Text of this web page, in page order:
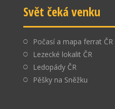
Svět čeká venku
Počasí a mapa ferrat ČR
Lezecké lokalit ČR
Ledopády ČR
Pěšky na Sněžku